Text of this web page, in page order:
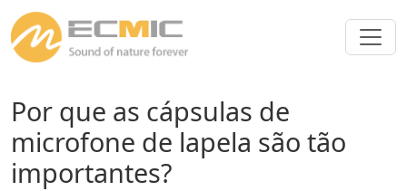
Por que as cápsulas de
microfone de lapela são tão
importantes?